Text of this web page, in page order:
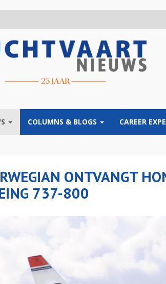
COLUMNS & BLOGS CAREER
ONTVANGT
737-800